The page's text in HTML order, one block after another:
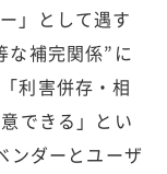
」として遇す
な補完関係”に
利害併存・相
できる」とい
ンダーとユーザ